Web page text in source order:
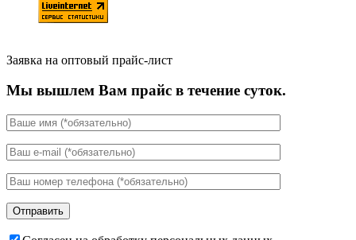
Заявка на оптовый прайс-лист
Мы вышлем Вам прайс в течение суток.